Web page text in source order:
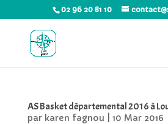
02 96 20 81 10
AS Basket départemental 2016 à
par karen fagnou 10 Mar 2016